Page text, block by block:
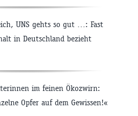
UNS gehts so gut …: Fast
in Deutschland bezieht
im feinen Ökozwirn:
Opfer auf dem Gewissen!«